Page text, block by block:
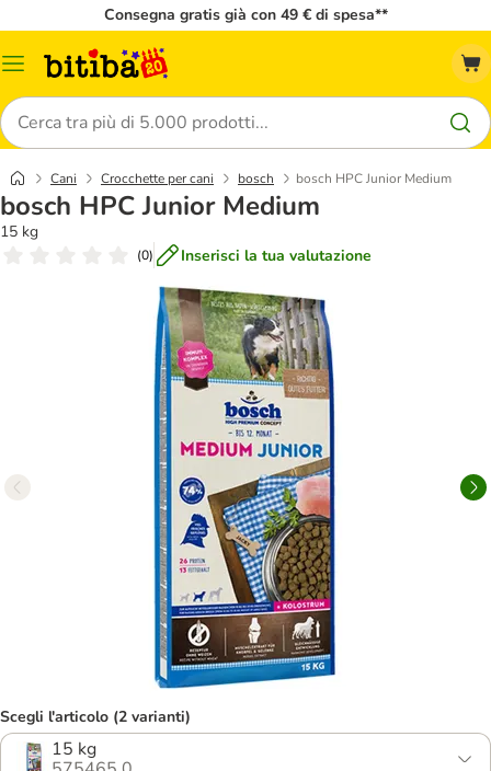
Consegna gratis già con 49 € di spesa**
Overview
Cerca
Cani Crocchette per cani bosch bosch HPC Junior Medium
bosch HPC Junior Medium
15 kg
(0) Inserisci la tua valutazione
Scegli l'articolo (2 varianti)
15 kg